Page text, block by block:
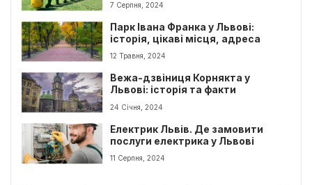
7 Серпня, 2024
Парк Івана Франка у Львові:
історія, цікаві місця, адреса
12 Травня, 2024
Вежа-дзвіниця Корнякта у
Львові: історія та факти
24 Січня, 2024
Електрик Львів. Де замовити
послуги електрика у Львові
11 Серпня, 2024